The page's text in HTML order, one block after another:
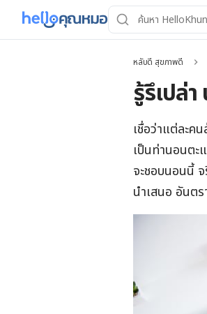
หลับดี สุขภาพดี
รู้รึเปล่
เชื่อว่าแต่ละค
เป็นท่านอนต
จะชอบนอนนี้
นำเสนอ อันต